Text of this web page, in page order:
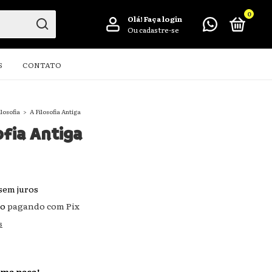
Olá!Faça login
Ou cadastre-se
0
CONTATO
> A Filosofia Antiga
Antiga
juros
pagando com Pix